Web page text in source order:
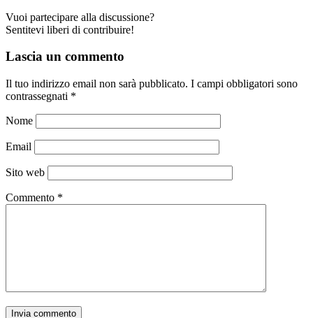
Vuoi partecipare alla discussione?
Sentitevi liberi di contribuire!
Lascia un commento
Il tuo indirizzo email non sarà pubblicato. I campi obbligatori sono
contrassegnati *
Nome
Email
Sito web
Commento *